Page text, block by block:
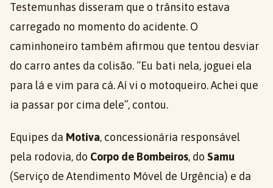
Testemunhas disseram que o trânsito estava
carregado no momento do acidente. O
caminhoneiro também afirmou que tentou desviar
do carro antes da colisão. “Eu bati nela, joguei ela
para lá e vim para cá. Aí vi o motoqueiro. Achei que
ia passar por cima dele”, contou.
Equipes da Motiva, concessionária responsável
pela rodovia, do Corpo de Bombeiros, do Samu
(Serviço de Atendimento Móvel de Urgência) e da